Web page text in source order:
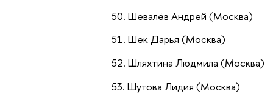
Шевалёв Андрей (Москва)
Шек Дарья (Москва)
Шляхтина Людмила (Москва)
Шутова Лидия (Москва)